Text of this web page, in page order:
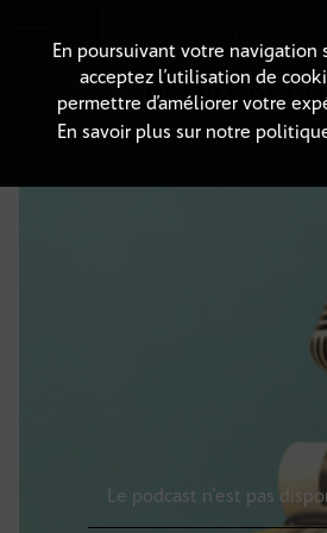
DÉTAILS DE
17 mai 2026 à 7h59, durée : Invalid date
En poursuivant votre navigation
acceptez l’utilisation de
permettre d’améliorer votre
En savoir plus sur notre
Le podcast n'est pas